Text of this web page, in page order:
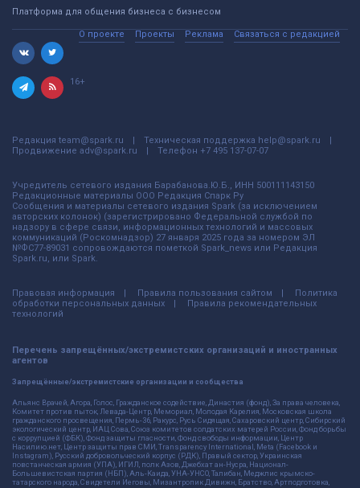
Платформа для общения бизнеса с бизнесом
О проекте Проекты Реклама Связаться с редакцией
16+
Редакция team@spark.ru Техническая поддержка help@spark.ru
Продвижение adv@spark.ru Телефон +7 495 137-07-07
Учредитель сетевого издания Барабанова.Ю.Б., ИНН 500111143150
Редакционные материалы ООО Редакция Спарк Ру
Сообщения и материалы сетевого издания Spark (за исключением
авторских колонок) (зарегистрировано Федеральной службой по
надзору в сфере связи, информационных технологий и массовых
коммуникаций (Роскомнадзор) 27 января 2025 года за номером ЭЛ
№ФС77-89031 сопровождаются пометкой Spark_news или Редакция
Spark.ru, или Spark.
Правовая информация Правила пользования сайтом
Политика
обработки персональных данных
Правила рекомендательных
технологий
Перечень запрещённых/экстремистских организаций и иностранных
агентов
Запрещённые/экстремистские организации и сообщества
Альянс Врачей, Агора, Голос, Гражданское содействие, Династия (фонд), За права человека,
Комитет против пыток, Левада-Центр, Мемориал, Молодая Карелия, Московская школа
гражданского просвещения, Пермь-36, Ракурс, Русь Сидящая, Сахаровский центр, Сибирский
экологический центр, ИАЦ Сова, Союз комитетов солдатских матерей России, Фонд борьбы
с коррупцией (ФБК), Фонд защиты гласности, Фонд свободы информации, Центр
Насилию.нет, Центр защиты прав СМИ, Transparency International, Meta (Facebook и
Instagram), Русский добровольческий корпус (РДК), Правый сектор, Украинская
повстанческая армия (УПА), ИГИЛ, полк Азов, Джебхат ан-Нусра, Национал-
Большевистская партия (НБП), Аль-Каида, УНА-УНСО, Талибан, Меджлис крымско-
татарского народа, Свидетели Иеговы, Мизантропик Дивижн, Братство, Артподготовка,